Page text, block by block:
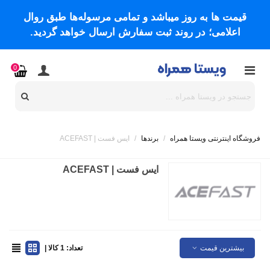
قیمت ها به روز میباشد و تمامی مرسوله‌ها طبق روال
اعلامی؛ در روند ثبت سفارش ارسال خواهد گردید.
0
فروشگاه اینترنتی ویستا همراه / برندها / ایس فست | ACEFAST
ایس فست | ACEFAST
بیشترین قیمت تعداد: 1 کالا |